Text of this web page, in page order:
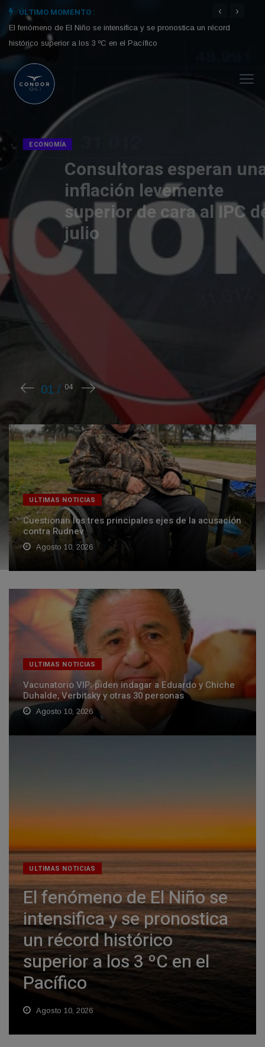
ÚLTIMO MOMENTO :
El fenómeno de El Niño se intensifica y se pronostica un récord
histórico superior a los 3 ºC en el Pacífico
‹ ›
ECONOMÍA
Consultoras esperan una
inflación levemente
superior de cara al IPC de
julio
A días de que el INDEC publiqué el número del
último mes, informes indican que la inflación
no bajará en agosto por los precios registrados
ULTIMAS NOTICIAS
Cuestionan los tres principales ejes de la acusación
contra Rudnev
Agosto 10, 2026
ULTIMAS NOTICIAS
Vacunatorio VIP: piden indagar a Eduardo y Chiche
Duhalde, Verbitsky y otras 30 personas
Agosto 10, 2026
ULTIMAS NOTICIAS
El fenómeno de El Niño se
intensifica y se pronostica
un récord histórico
superior a los 3 ºC en el
Pacífico
Agosto 10, 2026